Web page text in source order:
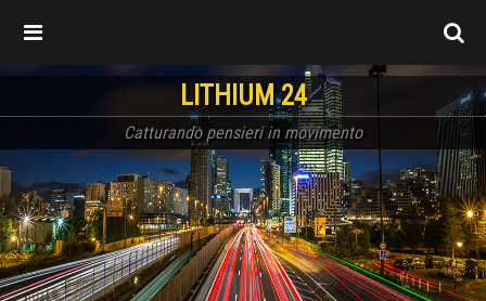
LITHIUM 24
Catturando pensieri in movimento